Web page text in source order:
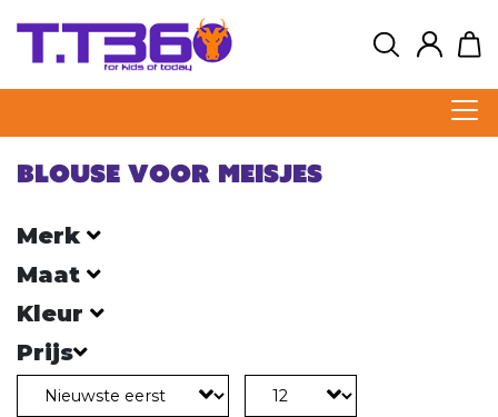
Blouse voor meisjes
Merk
Maat
Kleur
Prijs